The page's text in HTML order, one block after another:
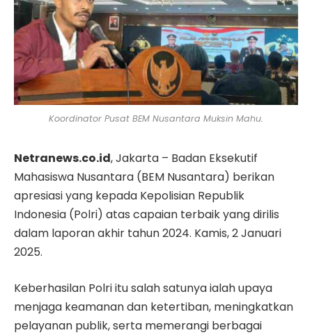
Koordinator Pusat BEM Nusantara Muksin Mahu.
Netranews.co.id, Jakarta – Badan Eksekutif
Mahasiswa Nusantara (BEM Nusantara) berikan
apresiasi yang kepada Kepolisian Republik
Indonesia (Polri) atas capaian terbaik yang dirilis
dalam laporan akhir tahun 2024. Kamis, 2 Januari
2025.
Keberhasilan Polri itu salah satunya ialah upaya
menjaga keamanan dan ketertiban, meningkatkan
pelayanan publik, serta memerangi berbagai